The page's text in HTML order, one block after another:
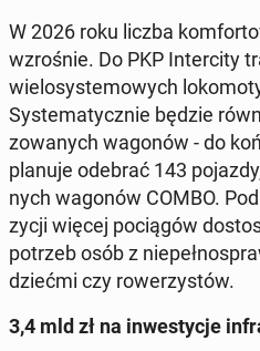
W 2026 roku liczba
wzro­śnie. Do PKP In­ter­ci­ty
wie­lo­sys­te­mo­wych
Sys­te­ma­tycz­nie będzie
zo­wa­nych wagonów - do
planuje odebrać 143
nych wagonów COMBO.
zy­cji więcej po­cią­gów
potrzeb osób z
dziećmi czy ro­we­rzy­stów.
3,4 mld zł na in­we­sty­cje